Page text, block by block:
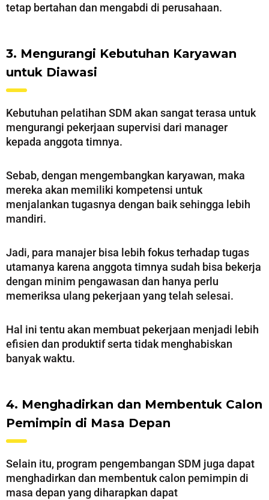
tetap bertahan dan mengabdi di perusahaan.
3. Mengurangi Kebutuhan Karyawan
untuk Diawasi
Kebutuhan pelatihan SDM akan sangat terasa untuk
mengurangi pekerjaan supervisi dari manager
kepada anggota timnya.
Sebab, dengan mengembangkan karyawan, maka
mereka akan memiliki kompetensi untuk
menjalankan tugasnya dengan baik sehingga lebih
mandiri.
Jadi, para manajer bisa lebih fokus terhadap tugas
utamanya karena anggota timnya sudah bisa bekerja
dengan minim pengawasan dan hanya perlu
memeriksa ulang pekerjaan yang telah selesai.
Hal ini tentu akan membuat pekerjaan menjadi lebih
efisien dan produktif serta tidak menghabiskan
banyak waktu.
4. Menghadirkan dan Membentuk Calon
Pemimpin di Masa Depan
Selain itu, program pengembangan SDM juga dapat
menghadirkan dan membentuk calon pemimpin di
masa depan yang diharapkan dapat